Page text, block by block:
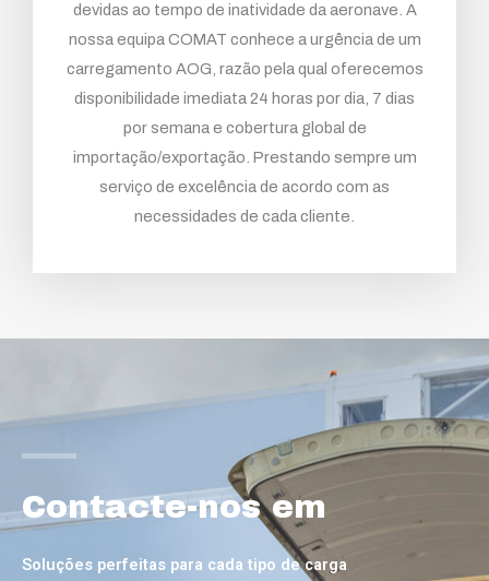
devidas ao tempo de inatividade da aeronave. A
nossa equipa COMAT conhece a urgência de um
carregamento AOG, razão pela qual oferecemos
disponibilidade imediata 24 horas por dia, 7 dias
por semana e cobertura global de
importação/exportação. Prestando sempre um
serviço de excelência de acordo com as
necessidades de cada cliente.
Contacte-nos em
Soluções perfeitas para cada tipo de carga